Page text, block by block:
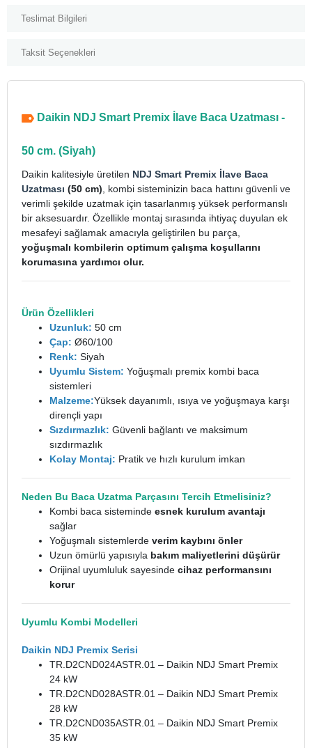
Teslimat Bilgileri
Taksit Seçenekleri
Daikin NDJ Smart Premix İlave Baca Uzatması -
50 cm. (Siyah)
Daikin kalitesiyle üretilen NDJ Smart Premix İlave Baca
Uzatması (50 cm) , kombi sisteminizin baca hattını güvenli ve
verimli şekilde uzatmak için tasarlanmış yüksek performanslı
bir aksesuardır. Özellikle montaj sırasında ihtiyaç duyulan ek
mesafeyi sağlamak amacıyla geliştirilen bu parça,
yoğuşmalı kombilerin optimum çalışma koşullarını
korumasına yardımcı olur.
Ürün Özellikleri
Uzunluk: 50 cm
Çap: Ø60/100
Renk: Siyah
Uyumlu Sistem: Yoğuşmalı premix kombi baca
sistemleri
Malzeme:Yüksek dayanımlı, ısıya ve yoğuşmaya karşı
dirençli yapı
Sızdırmazlık: Güvenli bağlantı ve maksimum
sızdırmazlık
Kolay Montaj: Pratik ve hızlı kurulum imkan
Neden Bu Baca Uzatma Parçasını Tercih Etmelisiniz?
Kombi baca sisteminde esnek kurulum avantajı
sağlar
Yoğuşmalı sistemlerde verim kaybını önler
Uzun ömürlü yapısıyla bakım maliyetlerini düşürür
Orijinal uyumluluk sayesinde cihaz performansını
korur
Uyumlu Kombi Modelleri
Daikin NDJ Premix Serisi
TR.D2CND024ASTR.01 – Daikin NDJ Smart Premix
24 kW
TR.D2CND028ASTR.01 – Daikin NDJ Smart Premix
28 kW
TR.D2CND035ASTR.01 – Daikin NDJ Smart Premix
35 kW